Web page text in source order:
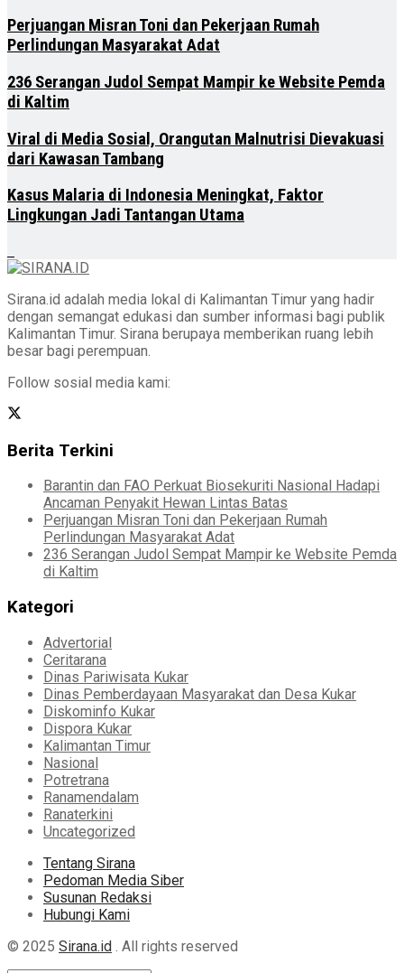
Perjuangan Misran Toni dan Pekerjaan Rumah
Perlindungan Masyarakat Adat
236 Serangan Judol Sempat Mampir ke Website Pemda
di Kaltim
Viral di Media Sosial, Orangutan Malnutrisi Dievakuasi
dari Kawasan Tambang
Kasus Malaria di Indonesia Meningkat, Faktor
Lingkungan Jadi Tantangan Utama
Sirana.id adalah media lokal di Kalimantan Timur yang hadir
dengan semangat edukasi dan sumber informasi bagi publik
Kalimantan Timur. Sirana berupaya memberikan ruang lebih
besar bagi perempuan.
Follow sosial media kami:
Berita Terkini
Barantin dan FAO Perkuat Biosekuriti Nasional Hadapi
Ancaman Penyakit Hewan Lintas Batas
Perjuangan Misran Toni dan Pekerjaan Rumah
Perlindungan Masyarakat Adat
236 Serangan Judol Sempat Mampir ke Website Pemda
di Kaltim
Kategori
Advertorial
Ceritarana
Dinas Pariwisata Kukar
Dinas Pemberdayaan Masyarakat dan Desa Kukar
Diskominfo Kukar
Dispora Kukar
Kalimantan Timur
Nasional
Potretrana
Ranamendalam
Ranaterkini
Uncategorized
Tentang Sirana
Pedoman Media Siber
Susunan Redaksi
Hubungi Kami
© 2025 Sirana.id . All rights reserved